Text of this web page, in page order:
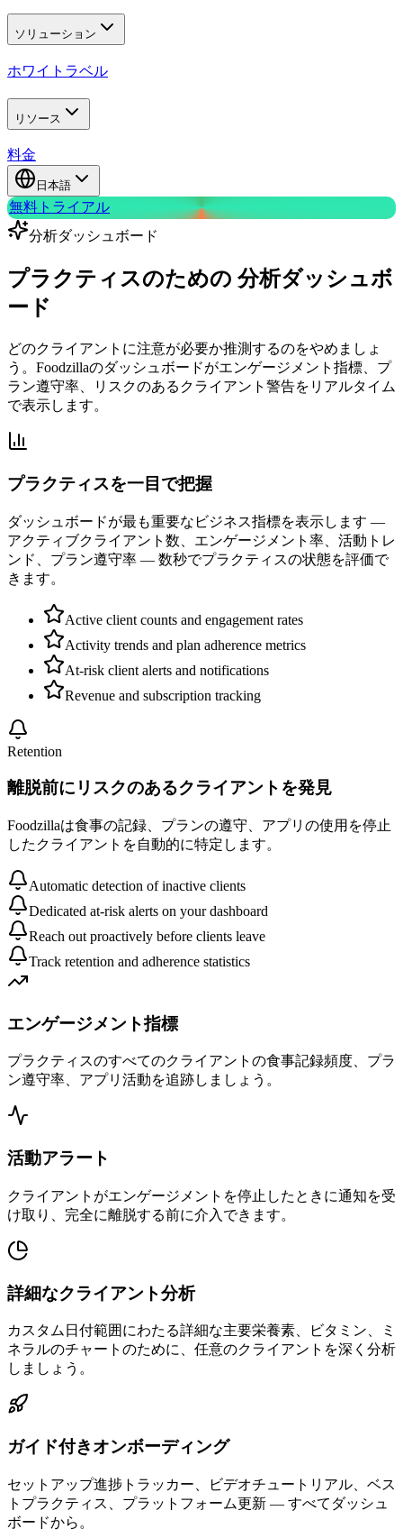
ソリューション
ホワイトラベル
リソース
料金
日本語
無料トライアル
分析ダッシュボード
プラクティスのための 分析ダッシュボ
ード
どのクライアントに注意が必要か推測するのをやめましょ
う。Foodzillaのダッシュボードがエンゲージメント指標、プ
ラン遵守率、リスクのあるクライアント警告をリアルタイム
で表示します。
プラクティスを一目で把握
ダッシュボードが最も重要なビジネス指標を表示します —
アクティブクライアント数、エンゲージメント率、活動トレ
ンド、プラン遵守率 — 数秒でプラクティスの状態を評価で
きます。
Active client counts and engagement rates
Activity trends and plan adherence metrics
At-risk client alerts and notifications
Revenue and subscription tracking
Retention
離脱前にリスクのあるクライアントを発見
Foodzillaは食事の記録、プランの遵守、アプリの使用を停止
したクライアントを自動的に特定します。
Automatic detection of inactive clients
Dedicated at-risk alerts on your dashboard
Reach out proactively before clients leave
Track retention and adherence statistics
エンゲージメント指標
プラクティスのすべてのクライアントの食事記録頻度、プラ
ン遵守率、アプリ活動を追跡しましょう。
活動アラート
クライアントがエンゲージメントを停止したときに通知を受
け取り、完全に離脱する前に介入できます。
詳細なクライアント分析
カスタム日付範囲にわたる詳細な主要栄養素、ビタミン、ミ
ネラルのチャートのために、任意のクライアントを深く分析
しましょう。
ガイド付きオンボーディング
セットアップ進捗トラッカー、ビデオチュートリアル、ベス
トプラクティス、プラットフォーム更新 — すべてダッシュ
ボードから。